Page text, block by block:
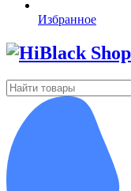
Избранное